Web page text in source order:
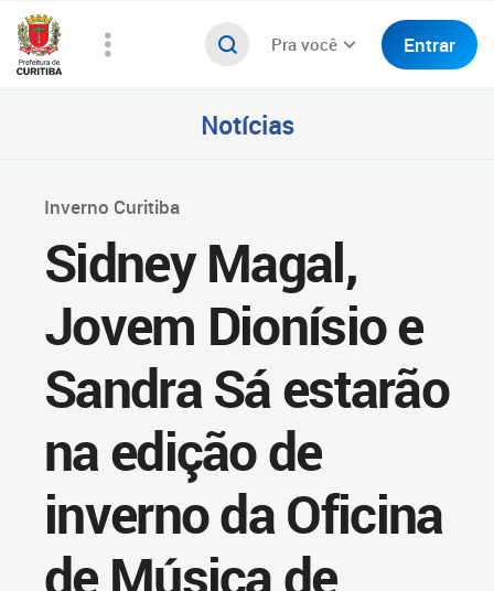
Pra você Entrar
Notícias
Inverno Curitiba
Sidney Magal,
Jovem Dionísio e
Sandra Sá estarão
na edição de
inverno da Oficina
de Música de